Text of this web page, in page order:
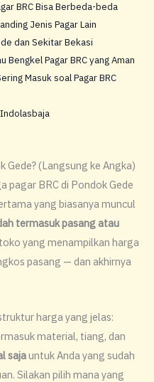
BRC Bisa Berbeda-beda
Jenis Pagar Lain
dan Sekitar Bekasi
Bengkel Pagar BRC yang Aman
Masuk soal Pagar BRC
Indolasbaja
Gede? (Langsung ke Angka)
pagar BRC di Pondok Gede
yang biasanya muncul
termasuk pasang atau
yang menampilkan harga
pasang — dan akhirnya
harga yang jelas:
material, tiang, dan
sajauntuk Anda yang sudah
Silakan pilih mana yang